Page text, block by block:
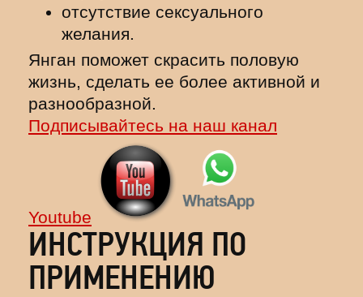
отсутствие сексуального
желания.
Янган поможет скрасить половую
жизнь, сделать ее более активной и
разнообразной.
Подписывайтесь на наш канал
Youtube
ИНСТРУКЦИЯ ПО
ПРИМЕНЕНИЮ